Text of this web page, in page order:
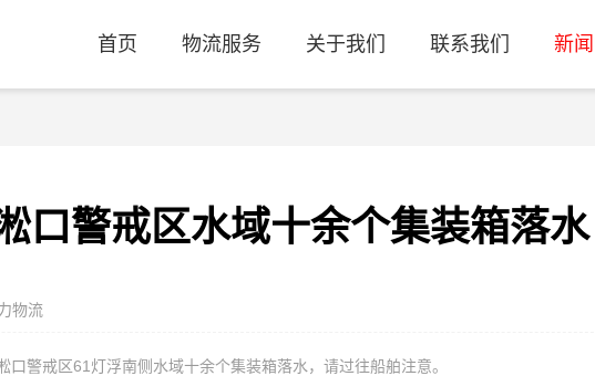
首页 物流服务 关于我们 联系我们 新
口警戒区水域十余个集装箱落水
物流
警戒区61灯浮南侧水域十余个集装箱落水，请过往船舶注意。